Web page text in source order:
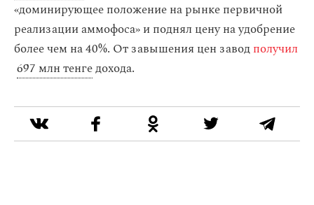
«доминирующее положение на рынке первичной
реализации аммофоса» и поднял цену на удобрение
более чем на 40%. От завышения цен заводполучил
697 млн тенгедохода.